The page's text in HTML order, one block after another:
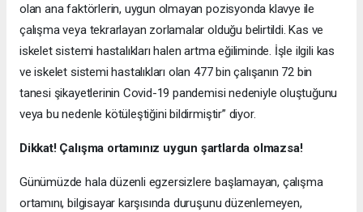
olan ana faktörlerin, uygun olmayan pozisyonda klavye ile
çalışma veya tekrarlayan zorlamalar olduğu belirtildi. Kas ve
iskelet sistemi hastalıkları halen artma eğiliminde. İşle ilgili kas
ve iskelet sistemi hastalıkları olan 477 bin çalışanın 72 bin
tanesi şikayetlerinin Covid-19 pandemisi nedeniyle oluştuğunu
veya bu nedenle kötüleştiğini bildirmiştir” diyor.
Dikkat! Çalışma ortamınız uygun şartlarda olmazsa!
Günümüzde hala düzenli egzersizlere başlamayan, çalışma
ortamını, bilgisayar karşısında duruşunu düzenlemeyen,